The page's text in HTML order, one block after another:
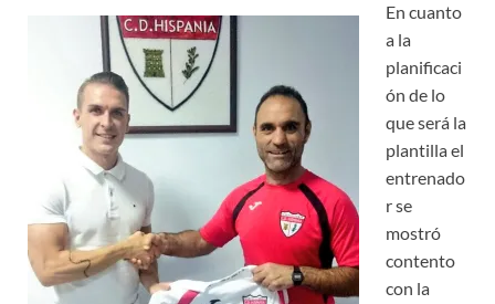
En cuanto
a la
planificaci
ón de lo
que será la
plantilla el
entrenado
r se
mostró
contento
con la